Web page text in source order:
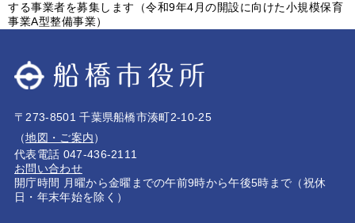
する事業者を募集します（令和9年4月の開設に向けた小規模保育
事業A型整備事業）
〒273-8501 千葉県船橋市湊町2-10-25
（地図・ご案内）
代表電話 047-436-2111
お問い合わせ
開庁時間 月曜から金曜までの午前9時から午後5時まで（祝休
日・年末年始を除く）